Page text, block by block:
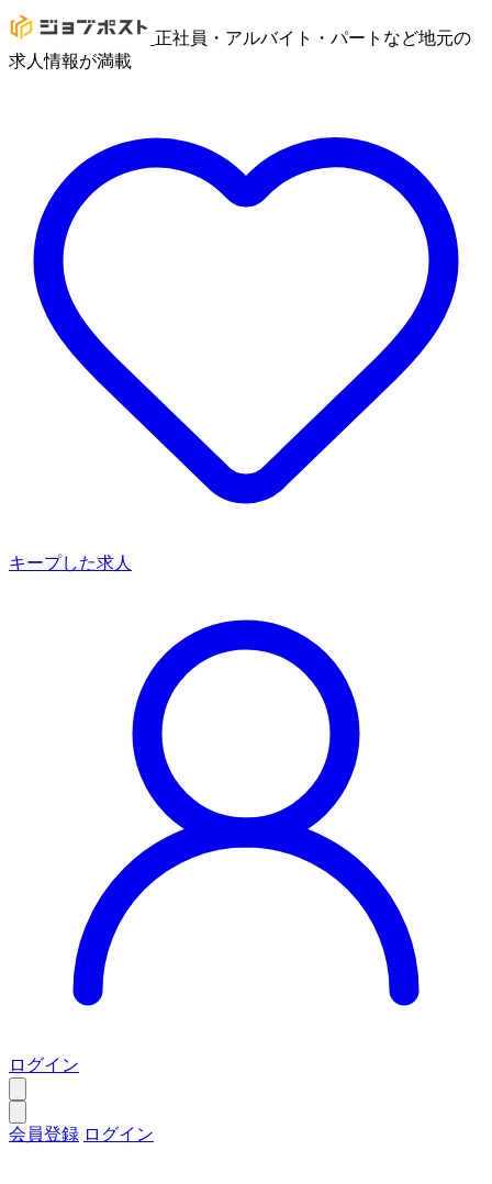
正社員・アルバイト・パートなど地元の
求人情報が満載
キープした求人
ログイン
会員登録 ログイン